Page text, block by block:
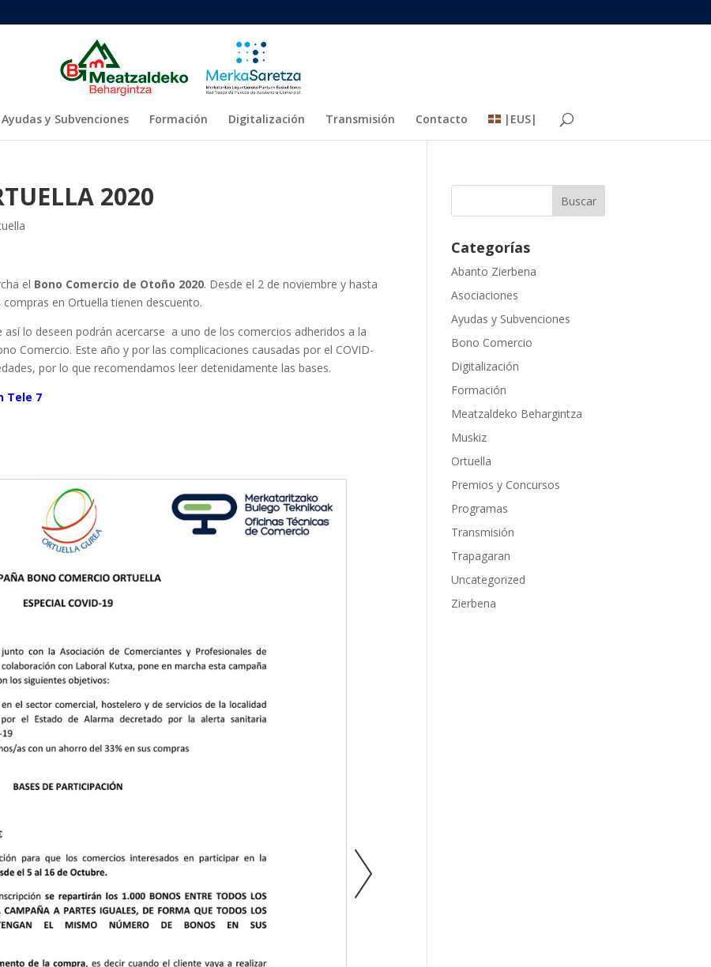
Ayudas y Subvenciones Formación Digitalización Transmisión Contacto |EUS|
2020
el Bono Comercio de Otoño 2020. Desde el 2 de noviembre y hasta
en Ortuella tienen descuento.
así lo deseen podrán acercarse a uno de los comercios adheridos a la
Comercio. Este año y por las complicaciones causadas por el COVID-
por lo que recomendamos leer detenidamente las bases.
Tele 7
Categorías
Abanto Zierbena
Asociaciones
Ayudas y Subvenciones
Bono Comercio
Digitalización
Formación
Meatzaldeko Behargintza
Muskiz
Ortuella
Premios y Concursos
Programas
Transmisión
Trapagaran
Uncategorized
Zierbena